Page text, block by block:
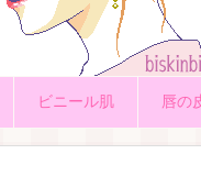
ビニール肌 唇の